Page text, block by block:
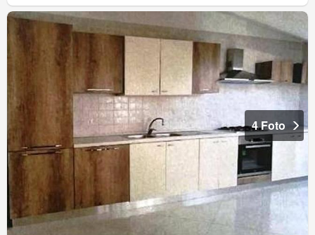
4 Foto